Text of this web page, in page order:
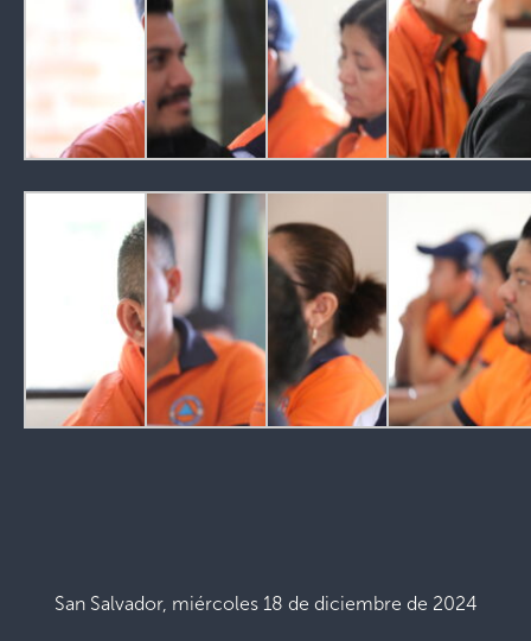
San Salvador, miércoles 18 de diciembre de 2024